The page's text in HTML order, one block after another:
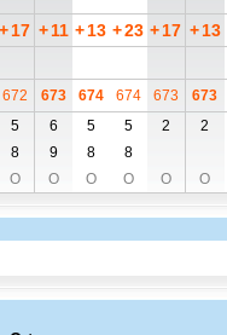
+17 + 11 +13 +23 +17 + 13
672 673 674 674 673 673
5 6 5 5 2 2
8 9 8 8
O O O O O O